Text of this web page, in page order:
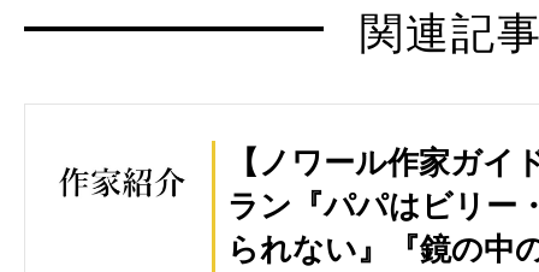
関連記
【ノワール作家ガイ
ラン『パパはビリー
られない』『鏡の中